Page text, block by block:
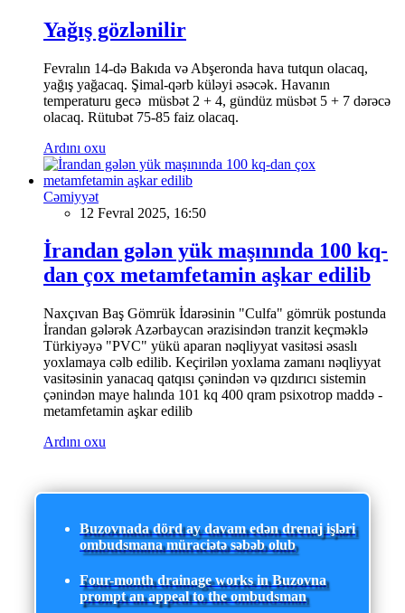
Yağış gözlənilir
Fevralın 14-də Bakıda və Abşeronda hava tutqun olacaq,
yağış yağacaq. Şimal-qərb küləyi əsəcək. Havanın
temperaturu gecə müsbət 2 + 4, gündüz müsbət 5 + 7 dərəcə
olacaq. Rütubət 75-85 faiz olacaq.
Ardını oxu
Cəmiyyət
12 Fevral 2025, 16:50
İrandan gələn yük maşınında 100 kq-
dan çox metamfetamin aşkar edilib
Naxçıvan Baş Gömrük İdarəsinin "Culfa" gömrük postunda
İrandan gələrək Azərbaycan ərazisindən tranzit keçməklə
Türkiyəyə "PVC" yükü aparan nəqliyyat vasitəsi əsaslı
yoxlamaya cəlb edilib. Keçirilən yoxlama zamanı nəqliyyat
vasitəsinin yanacaq qatqısı çənindən və qızdırıcı sistemin
çənindən maye halında 101 kq 400 qram psixotrop maddə -
metamfetamin aşkar edilib
Ardını oxu
Buzovnada dörd ay davam edən drenaj işləri
ombudsmana müraciətə səbəb olub
Four-month drainage works in Buzovna
prompt an appeal to the ombudsman